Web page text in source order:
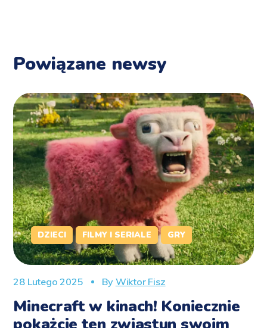
Powiązane newsy
DZIECI FILMY I SERIALE GRY
28 Lutego 2025 By Wiktor Fisz
Minecraft w kinach! Koniecznie